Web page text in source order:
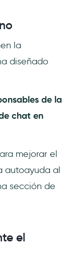
la
diseñado
de la
chat en
mejorar el
autoayuda al
sección de
el